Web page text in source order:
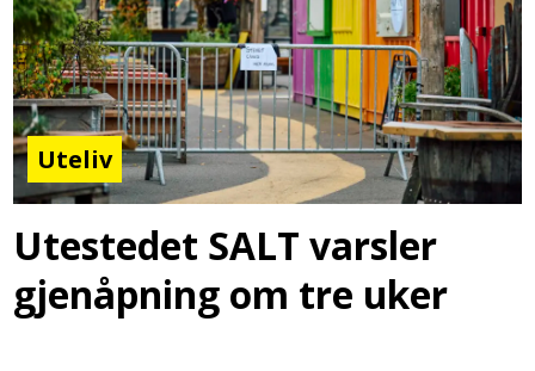
Uteliv
Utestedet SALT varsler
gjenåpning om tre uker